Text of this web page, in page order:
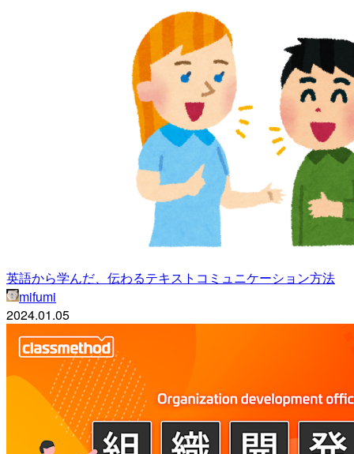
英語から学んだ、伝わるテキストコミュニケーション方法
mifumi
2024.01.05